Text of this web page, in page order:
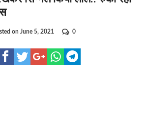
दो-दो अफसर घूस लेते गिरफ्तार
लेन की मंजूरी.. जानिए किन-किन जिलों से गुजरेगा
की शादी फिक्स, गर्लफ्रेंड से होगी शादी.. ईशान के
खुशखबरी.. बिहटा से भी बड़ा बनेगा एयरपोर्ट ..
on June 5, 2021 0